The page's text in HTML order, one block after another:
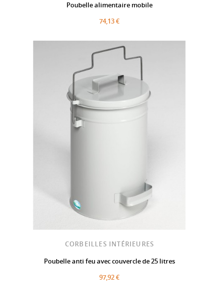
Poubelle alimentaire mobile
74,13 €
CORBEILLES INTÉRIEURES
Poubelle anti feu avec couvercle de 25 litres
97,92 €